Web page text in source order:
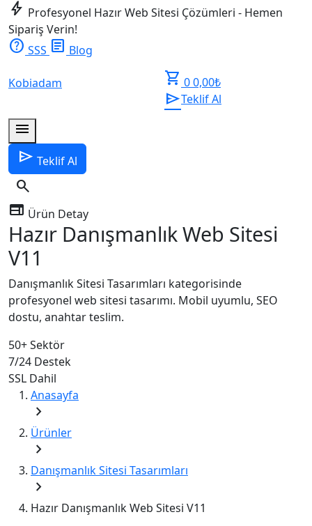
bolt Profesyonel Hazır Web Sitesi Çözümleri - Hemen
Sipariş Verin!
help SSS article Blog
Kobiadam shopping_cart 00,00₺
sendTeklif Al
menu
send Teklif Al
search
web Ürün Detay
Hazır Danışmanlık Web Sitesi
V11
Danışmanlık Sitesi Tasarımları kategorisinde
profesyonel web sitesi tasarımı. Mobil uyumlu, SEO
dostu, anahtar teslim.
50+Sektör
7/24 Destek
SSL Dahil
Anasayfa
chevron_right
Ürünler
chevron_right
Danışmanlık Sitesi Tasarımları
chevron_right
Hazır Danışmanlık Web Sitesi V11